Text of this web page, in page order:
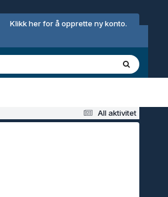
Klikk her for å opprette ny konto.
All aktivitet